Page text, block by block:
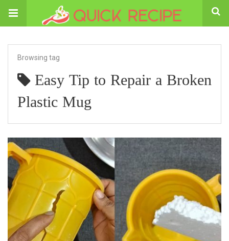
Browsing tag
Easy Tip to Repair a Broken
Plastic Mug